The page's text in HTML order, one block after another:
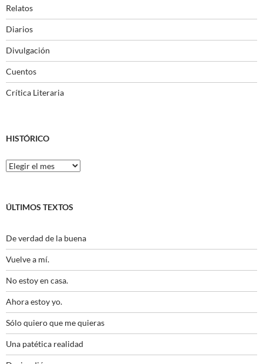
Relatos
Diarios
Divulgación
Cuentos
Crítica Literaria
HISTÓRICO
Histórico
ÚLTIMOS TEXTOS
De verdad de la buena
Vuelve a mí.
No estoy en casa.
Ahora estoy yo.
Sólo quiero que me quieras
Una patética realidad